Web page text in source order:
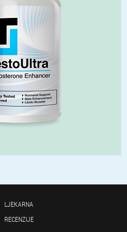
LJEKARNA
RECENZIJE